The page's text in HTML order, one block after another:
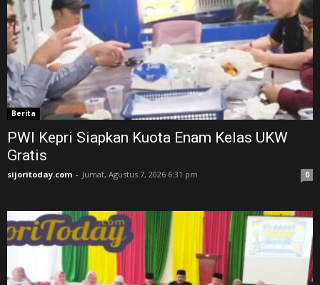
Berita
PWI Kepri Siapkan Kuota Enam Kelas UKW
Gratis
sijoritoday.com - Jumat, Agustus 7, 2026 6:31 pm 0